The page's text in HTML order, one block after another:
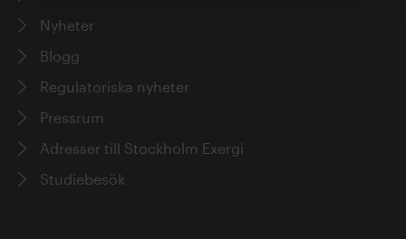
Nyheter
Blogg
Regulatoriska nyheter
Pressrum
Adresser till Stockholm Exergi
Studiebesök